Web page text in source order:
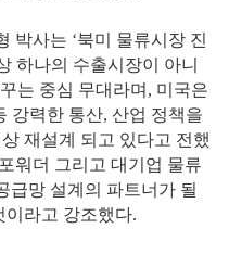
박사는 ‘북미 물류시장 진
하나의 수출시장이 아니
는 중심 무대라며, 미국은
강력한 통산, 산업 정책을
재설계 되고 있다고 전했
워더 그리고 대기업 물류
급망 설계의 파트너가 될
이라고 강조했다.